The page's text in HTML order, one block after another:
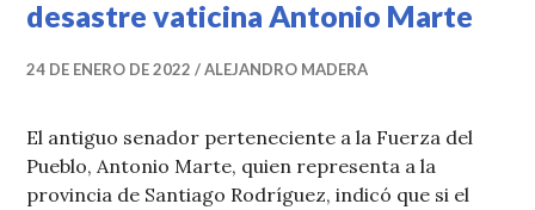
desastre vaticina Antonio Marte
24 DE ENERO DE 2022 ALEJANDRO MADERA
El antiguo senador perteneciente a la Fuerza del
Pueblo, Antonio Marte, quien representa a la
provincia de Santiago Rodríguez, indicó que si el